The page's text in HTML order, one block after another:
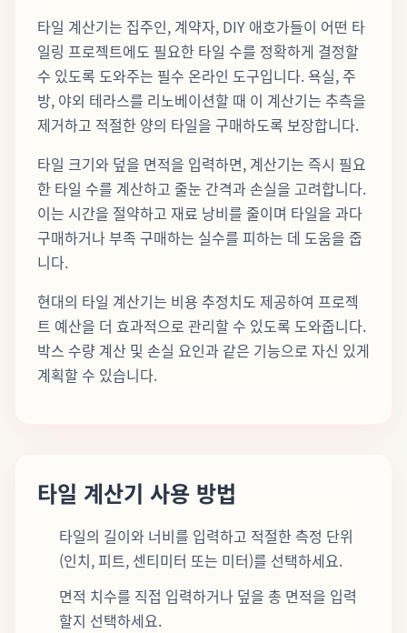
타일 계산기는 집주인, 계약자, DIY 애호가들이 어떤 타
일링 프로젝트에도 필요한 타일 수를 정확하게 결정할
수 있도록 도와주는 필수 온라인 도구입니다. 욕실, 주
방, 야외 테라스를 리노베이션할 때 이 계산기는 추측을
제거하고 적절한 양의 타일을 구매하도록 보장합니다.
타일 크기와 덮을 면적을 입력하면, 계산기는 즉시 필요
한 타일 수를 계산하고 줄눈 간격과 손실을 고려합니다.
이는 시간을 절약하고 재료 낭비를 줄이며 타일을 과다
구매하거나 부족 구매하는 실수를 피하는 데 도움을 줍
니다.
현대의 타일 계산기는 비용 추정치도 제공하여 프로젝
트 예산을 더 효과적으로 관리할 수 있도록 도와줍니다.
박스 수량 계산 및 손실 요인과 같은 기능으로 자신 있게
계획할 수 있습니다.
타일 계산기 사용 방법
타일의 길이와 너비를 입력하고 적절한 측정 단위
(인치, 피트, 센티미터 또는 미터)를 선택하세요.
면적 치수를 직접 입력하거나 덮을 총 면적을 입력
할지 선택하세요.